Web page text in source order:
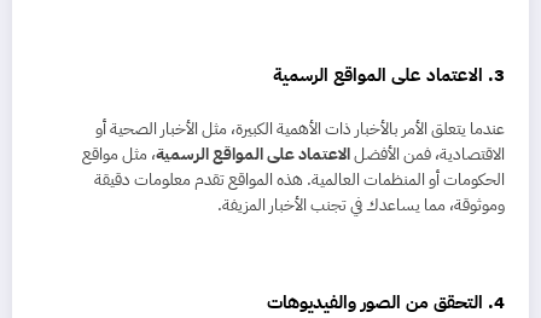
3. الاعتماد على المواقع الرسمية
عندما يتعلق الأمر بالأخبار ذات الأهمية الكبيرة، مثل الأخبار الصحية أو
الاقتصادية، فمن الأفضلالاعتماد على المواقع الرسمية، مثل مواقع
الحكومات أو المنظمات العالمية. هذه المواقع تقدم معلومات دقيقة
وموثوقة، مما يساعدك في تجنب الأخبار المزيفة.
4. التحقق من الصور والفيديوهات